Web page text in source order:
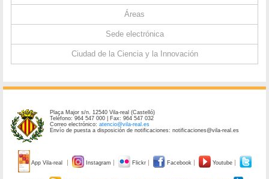
Áreas
Sede electrónica
Ciudad de la Ciencia y la Innovación
Plaça Major s/n. 12540 Vila-real (Castelló)
Teléfono: 964 547 000 | Fax: 964 547 032
Correo electrónico:atencio@vila-real.es
Envío de puesta a disposición de notificaciones: notificaciones@vila-real.es
App Vila-real Instagram Flickr Facebook Youtube